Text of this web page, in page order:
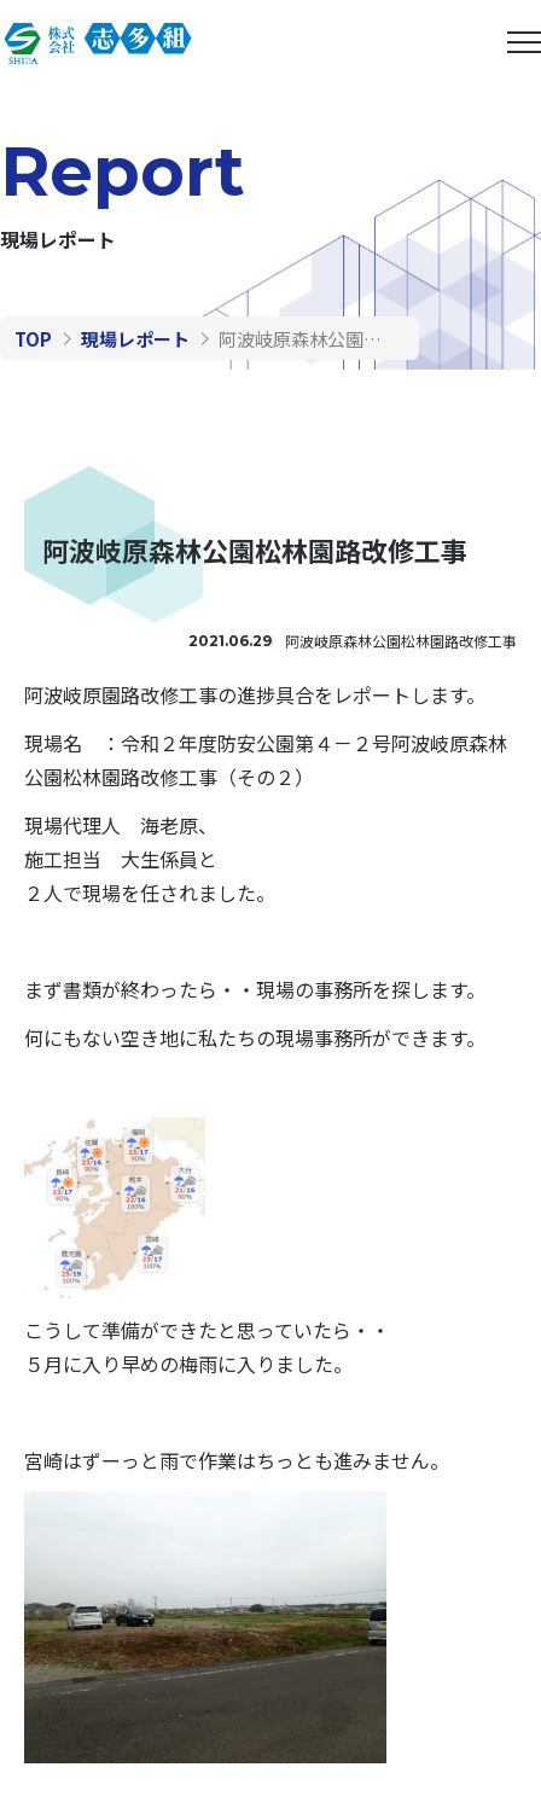
Report
現場レポート
TOP 現場レポート 阿波岐原森林公園松林園路改修工事
阿波岐原森林公園松林園路改修工事
2021.06.29 阿波岐原森林公園松林園路改修工事
阿波岐原園路改修工事の進捗具合をレポートします。
現場名 ：令和２年度防安公園第４－２号阿波岐原森林
公園松林園路改修工事（その２）
現場代理人 海老原、
施工担当 大生係員と
２人で現場を任されました。
まず書類が終わったら・・現場の事務所を探します。
何にもない空き地に私たちの現場事務所ができます。
こうして準備ができたと思っていたら・・
５月に入り早めの梅雨に入りました。
宮崎はずーっと雨で作業はちっとも進みません。